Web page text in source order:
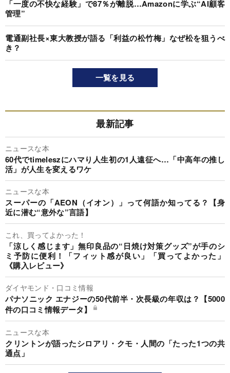
「一度の不快な経験」で87％が離脱…Amazonに学ぶ“AI顧客
管理”
電通副社長×東大教授が語る「利益の松竹梅」なぜ松を狙うべ
き？
一覧を見る
最新記事
ニュースな本
60代でtimeleszにハマり人生初の1人遠征へ…「中高年の推し
活」が人生を変えるワケ
ニュースな本
スーパーの「AEON（イオン）」って何語か知ってる？【身
近に潜む“意外な”言語】
これ、買ってよかった！
「涼しく感じます」無印良品の“日焼け対策グッズ”が手のシ
ミ予防に便利！「フィット感が良い」「買ってよかった」
《購入レビュー》
ダイヤモンド・口コミ情報
パナソニック エナジーの50代前半・次長級の年収は？【5000
件の口コミ情報データ】
ニュースな本
クリントンが語ったシロアリ・クモ・人間の「たった1つの共
通点」